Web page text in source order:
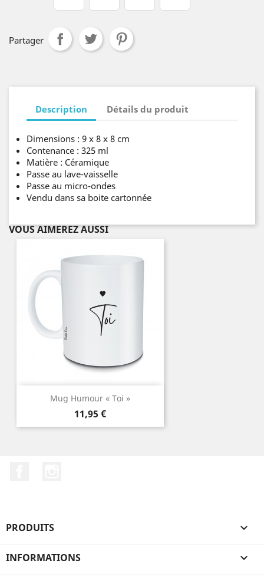
Partager
Description Détails du produit
Dimensions : 9 x 8 x 8 cm
Contenance : 325 ml
Matière : Céramique
Passe au lave-vaisselle
Passe au micro-ondes
Vendu dans sa boite cartonnée
VOUS AIMEREZ AUSSI
Mug Humour « Toi »
Prix
11,95 €
PRODUITS 
INFORMATIONS 